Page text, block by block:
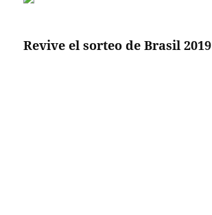
Revive el sorteo de Brasil 2019